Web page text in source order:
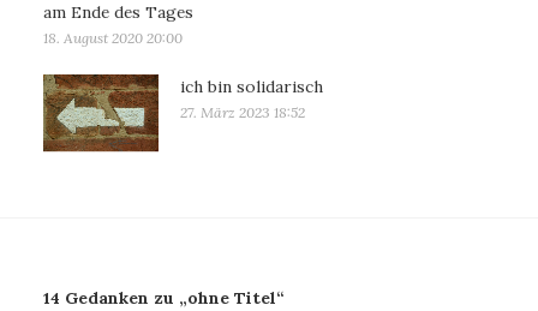
am Ende des Tages
18. August 2020 20:00
ich bin solidarisch
27. März 2023 18:52
14 Gedanken zu „ohne Titel“